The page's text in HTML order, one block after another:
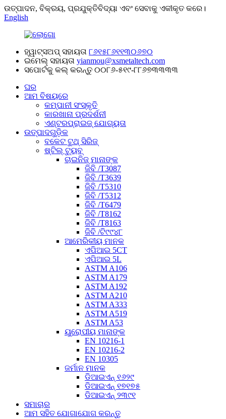
ଉତ୍ପାଦନ, ବିକ୍ରୟ, ପ୍ରଯୁକ୍ତିବିଦ୍ୟା ଏବଂ ସେବାକୁ ଏକୀକୃତ କରେ।
English
ହ୍ୱାଟ୍ସଅପ୍ ସହାୟତା ୮୬୧୫୮୬୧୧୩୦୬୭୦
ଇମେଲ୍ ସହାୟତା yianmou@xsmetaltech.com
ସପୋର୍ଟକୁ କଲ୍ କରନ୍ତୁ ୦୦୮୬-୫୧୯-୮୮୬୭୩୩୩୩
ଘର
ଆମ ବିଷୟରେ
କମ୍ପାନୀ ସଂସ୍କୃତି
କାରଖାନା ପ୍ରଦର୍ଶନୀ
ଏଣ୍ଟରପ୍ରାଇଜ୍ ଯୋଗ୍ୟତା
ଉତ୍ପାଦଗୁଡ଼ିକ
ବକେଟ ଟୁଥ୍ ସିରିଜ୍
ଷ୍ଟିଲ୍ ଟ୍ୟୁବ୍
ଚାଇନିଜ୍ ମାନାଙ୍କ
ଜିବି /T3087
ଜିବି /T3639
ଜିବି /T5310
ଜିବି /T5312
ଜିବି /T6479
ଜିବି /T8162
ଜିବି /T8163
ଜିବି /ଟି୯୯୪୮
ଆମେରିକୀୟ ମାନକ
ଏପିଆଇ 5CT
ଏପିଆଇ 5L
ASTM A106
ASTM A179
ASTM A192
ASTM A210
ASTM A333
ASTM A519
ASTM A53
ୟୁରୋପୀୟ ମାନାଙ୍କ
EN 10216-1
EN 10216-2
EN 10305
ଜର୍ମାନ ମାନକ
ଡିଆଇଏନ୍ ୧୬୨୯
ଡିଆଇଏନ୍ ୧୭୧୭୫
ଡିଆଇଏନ୍ ୨୩୯୧
ସମାଚାର
ଆମ ସହିତ ଯୋଗାଯୋଗ କରନ୍ତୁ